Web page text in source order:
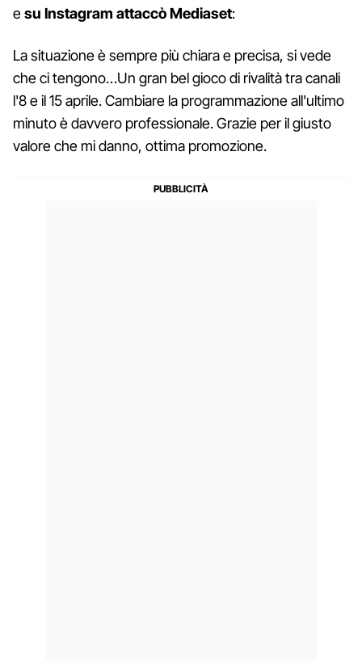
esu Instagram attaccò Mediaset:
La situazione è sempre più chiara e precisa, si vede
che ci tengono…Un gran bel gioco di rivalità tra canali
l'8 e il 15 aprile. Cambiare la programmazione all'ultimo
minuto è davvero professionale. Grazie per il giusto
valore che mi danno, ottima promozione.